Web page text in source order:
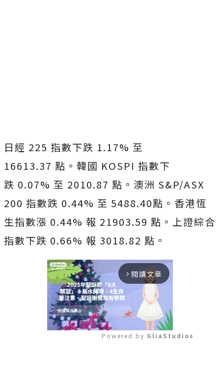
日經 225 指數下跌 1.17% 至
16613.37 點。韓國 KOSPI 指數下
跌 0.07% 至 2010.87 點。澳洲 S&P/ASX
200 指數跌 0.44% 至 5488.40點。香港恆
生指數漲 0.44% 報 21903.59 點。上證綜合
指數下跌 0.66% 報 3018.82 點。
arrow_forward_ios 閱讀文章
Powered by GliaStudios